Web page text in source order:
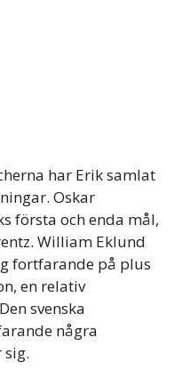
har Erik samlat
Oskar
första och enda mål,
William Eklund
fortfarande på plus
en relativ
svenska
några